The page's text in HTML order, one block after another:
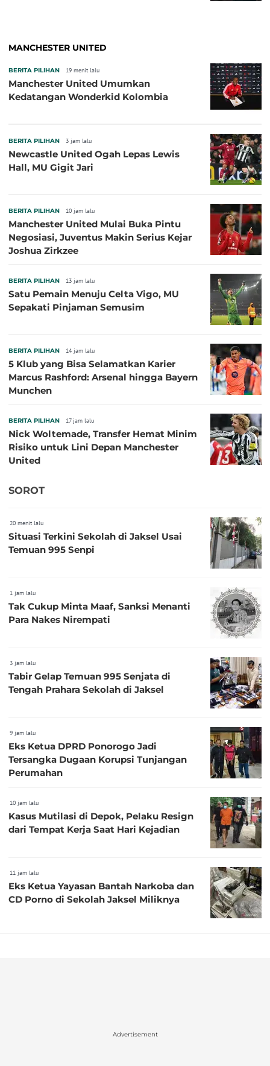
MANCHESTER UNITED
BERITA PILIHAN 19 menit lalu
Manchester United Umumkan
Kedatangan Wonderkid Kolombia
BERITA PILIHAN 3 jam lalu
Newcastle United Ogah Lepas Lewis
Hall, MU Gigit Jari
BERITA PILIHAN 10 jam lalu
Manchester United Mulai Buka Pintu
Negosiasi, Juventus Makin Serius Kejar
Joshua Zirkzee
BERITA PILIHAN 13 jam lalu
Satu Pemain Menuju Celta Vigo, MU
Sepakati Pinjaman Semusim
BERITA PILIHAN 14 jam lalu
5 Klub yang Bisa Selamatkan Karier
Marcus Rashford: Arsenal hingga Bayern
Munchen
BERITA PILIHAN 17 jam lalu
Nick Woltemade, Transfer Hemat Minim
Risiko untuk Lini Depan Manchester
United
SOROT
20 menit lalu
Situasi Terkini Sekolah di Jaksel Usai
Temuan 995 Senpi
1 jam lalu
Tak Cukup Minta Maaf, Sanksi Menanti
Para Nakes Nirempati
3 jam lalu
Tabir Gelap Temuan 995 Senjata di
Tengah Prahara Sekolah di Jaksel
9 jam lalu
Eks Ketua DPRD Ponorogo Jadi
Tersangka Dugaan Korupsi Tunjangan
Perumahan
10 jam lalu
Kasus Mutilasi di Depok, Pelaku Resign
dari Tempat Kerja Saat Hari Kejadian
11 jam lalu
Eks Ketua Yayasan Bantah Narkoba dan
CD Porno di Sekolah Jaksel Miliknya
Advertisement